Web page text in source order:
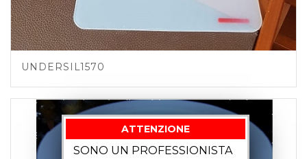
UNDERSIL1570
ATTENZIONE
SONO UN PROFESSIONISTA